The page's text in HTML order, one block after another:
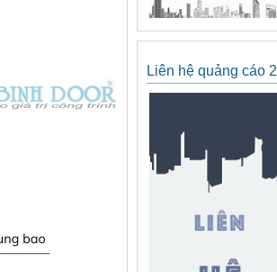
Liên hệ quảng cáo 2